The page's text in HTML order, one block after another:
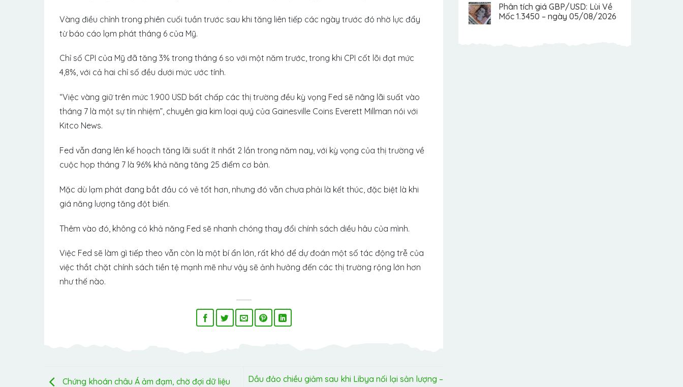
Vàng điều chỉnh trong phiên cuối tuần trước sau khi tăng liên tiếp các ngày trước đó nhờ lực đẩy
từ báo cáo lạm phát tháng 6 của Mỹ.
Chỉ số CPI của Mỹ đã tăng 3% trong tháng 6 so với một năm trước, trong khi CPI cốt lõi đạt mức
4,8%, với cả hai chỉ số đều dưới mức ước tính.
“Việc vàng giữ trên mức 1.900 USD bất chấp các thị trường đều kỳ vọng Fed sẽ nâng lãi suất vào
tháng 7 là một sự tín nhiệm”, chuyên gia kim loại quý của Gainesville Coins Everett Millman nói với
Kitco News.
Fed vẫn đang lên kế hoạch tăng lãi suất ít nhất 2 lần trong năm nay, với kỳ vọng của thị trường về
cuộc họp tháng 7 là 96% khả năng tăng 25 điểm cơ bản.
Mặc dù lạm phát đang bắt đầu có vẻ tốt hơn, nhưng đó vẫn chưa phải là kết thúc, đặc biệt là khi
giá năng lượng tăng đột biến.
Thêm vào đó, không có khả năng Fed sẽ nhanh chóng thay đổi chính sách diều hâu của mình.
Việc Fed sẽ làm gì tiếp theo vẫn còn là một bí ẩn lớn, rất khó để dự đoán một số tác động trễ của
việc thắt chặt chính sách tiền tệ mạnh mẽ như vậy sẽ ảnh hưởng đến các thị trường rộng lớn hơn
như thế nào.
Chứng khoán châu Á ảm đạm, chờ đợi dữ liệu
Dầu đảo chiều giảm sau khi Libya nối lại sản lượng –
Phân tích giá GBP/USD: Lùi Về
Mốc 1.3450 – ngày 05/08/2026